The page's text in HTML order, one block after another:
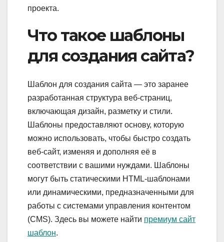
проекта.
Что такое шаблоны
для создания сайта?
Шаблон для создания сайта — это заранее
разработанная структура веб-страниц,
включающая дизайн, разметку и стили.
Шаблоны предоставляют основу, которую
можно использовать, чтобы быстро создать
веб-сайт, изменяя и дополняя её в
соответствии с вашими нуждами. Шаблоны
могут быть статическими HTML-шаблонами
или динамическими, предназначенными для
работы с системами управления контентом
(CMS). Здесь вы можете найти премиум сайт
шаблон.